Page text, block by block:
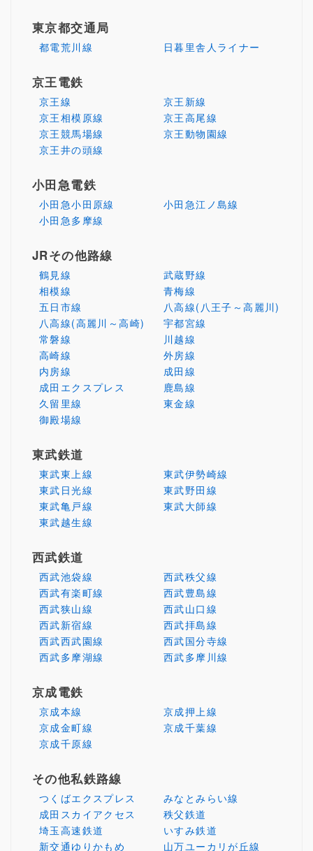
東京都交通局
都電荒川線 日暮里舎人ライナー
京王電鉄
京王線
京王新線
京王相模原線
京王高尾線
京王競馬場線
京王動物園線
京王井の頭線
小田急電鉄
小田急小田原線
小田急江ノ島線
小田急多摩線
JRその他路線
鶴見線
武蔵野線
相模線
青梅線
五日市線
八高線(八王子～高麗川)
八高線(高麗川～高崎)
宇都宮線
常磐線
川越線
高崎線
外房線
内房線
成田線
成田エクスプレス
鹿島線
久留里線
東金線
御殿場線
東武鉄道
東武東上線
東武伊勢崎線
東武日光線
東武野田線
東武亀戸線
東武大師線
東武越生線
西武鉄道
西武池袋線
西武秩父線
西武有楽町線
西武豊島線
西武狭山線
西武山口線
西武新宿線
西武拝島線
西武西武園線
西武国分寺線
西武多摩湖線
西武多摩川線
京成電鉄
京成本線
京成押上線
京成金町線
京成千葉線
京成千原線
その他私鉄路線
つくばエクスプレス
みなとみらい線
成田スカイアクセス
秩父鉄道
埼玉高速鉄道
いすみ鉄道
新交通ゆりかもめ
山万ユーカリが丘線